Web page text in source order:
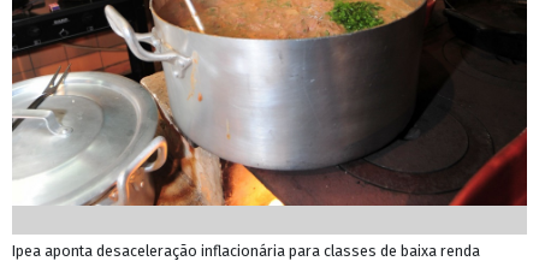
Ipea aponta desaceleração inflacionária para classes de baixa renda